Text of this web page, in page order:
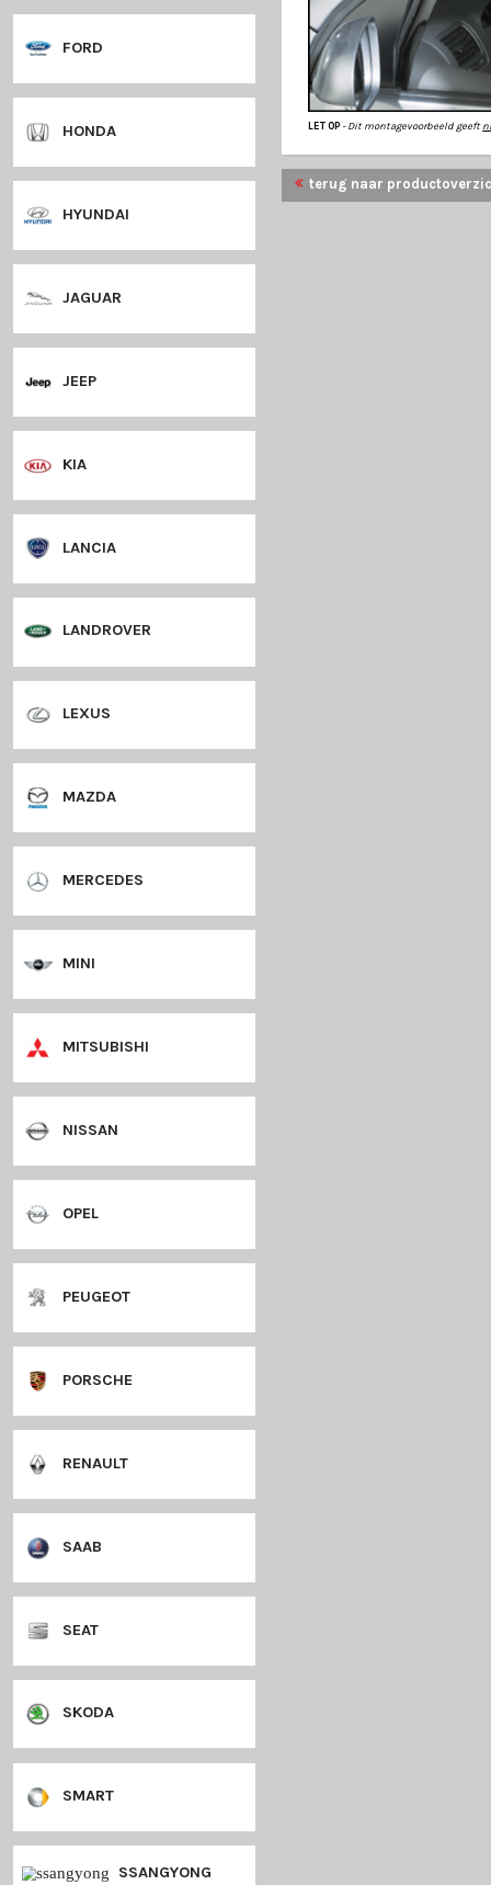
DS
FORD
HYUNDAI
JAGUAR
JEEP
KIA
LANDROVER
MAZDA
MINI
MITSUBISHI
NISSAN
OPEL
PEUGEOT
Alle producten
staat bekend om
Een aanwinst voor
Alle schermen
monterenzonder
meegeleverd.